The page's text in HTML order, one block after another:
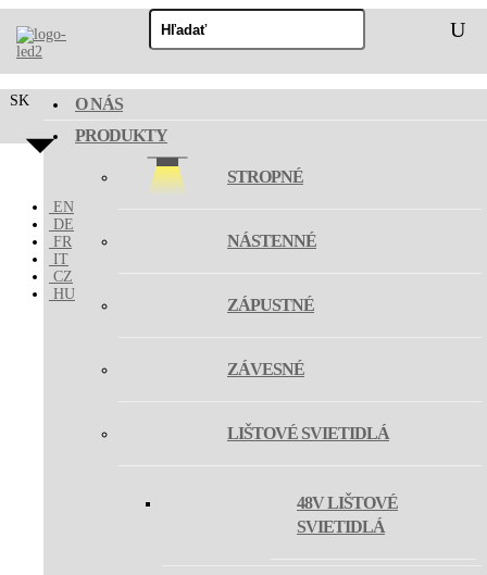
SK
EN
DE
FR
IT
CZ
HU
O NÁS
PRODUKTY
STROPNÉ
NÁSTENNÉ
ZÁPUSTNÉ
ZÁVESNÉ
LIŠTOVÉ SVIETIDLÁ
48V LIŠTOVÉ
SVIETIDLÁ
RF OVLÁDANIE